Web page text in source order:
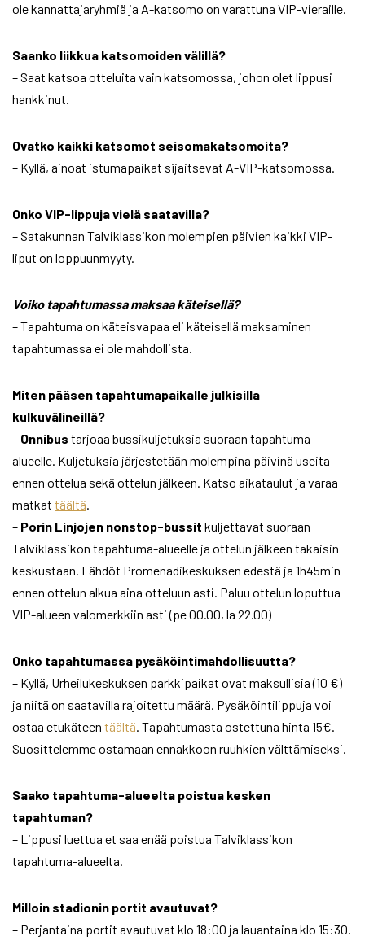
ole kannattajaryhmiä ja A-katsomo on varattuna VIP-vieraille.
Saanko liikkua katsomoiden välillä?
– Saat katsoa otteluita vain katsomossa, johon olet lippusi
hankkinut.
Ovatko kaikki katsomot seisomakatsomoita?
– Kyllä, ainoat istumapaikat sijaitsevat A-VIP-katsomossa.
Onko VIP-lippuja vielä saatavilla?
– Satakunnan Talviklassikon molempien päivien kaikki VIP-
liput on loppuunmyyty.
Voiko tapahtumassa maksaa käteisellä?
– Tapahtuma on käteisvapaa eli käteisellä maksaminen
tapahtumassa ei ole mahdollista.
Miten pääsen tapahtumapaikalle julkisilla
kulkuvälineillä?
– Onnibus tarjoaa bussikuljetuksia suoraan tapahtuma-
alueelle. Kuljetuksia järjestetään molempina päivinä useita
ennen ottelua sekä ottelun jälkeen. Katso aikataulut ja varaa
matkat täältä.
– Porin Linjojen nonstop-bussit kuljettavat suoraan
Talviklassikon tapahtuma-alueelle ja ottelun jälkeen takaisin
keskustaan. Lähdöt Promenadikeskuksen edestä ja 1h45min
ennen ottelun alkua aina otteluun asti. Paluu ottelun loputtua
VIP-alueen valomerkkiin asti (pe 00.00, la 22.00)
Onko tapahtumassa pysäköintimahdollisuutta?
– Kyllä, Urheilukeskuksen parkkipaikat ovat maksullisia (10 €)
ja niitä on saatavilla rajoitettu määrä. Pysäköintilippuja voi
ostaa etukäteen täältä. Tapahtumasta ostettuna hinta 15€.
Suosittelemme ostamaan ennakkoon ruuhkien välttämiseksi.
Saako tapahtuma-alueelta poistua kesken
tapahtuman?
– Lippusi luettua et saa enää poistua Talviklassikon
tapahtuma-alueelta.
Milloin stadionin portit avautuvat?
– Perjantaina portit avautuvat klo 18:00 ja lauantaina klo 15:30.